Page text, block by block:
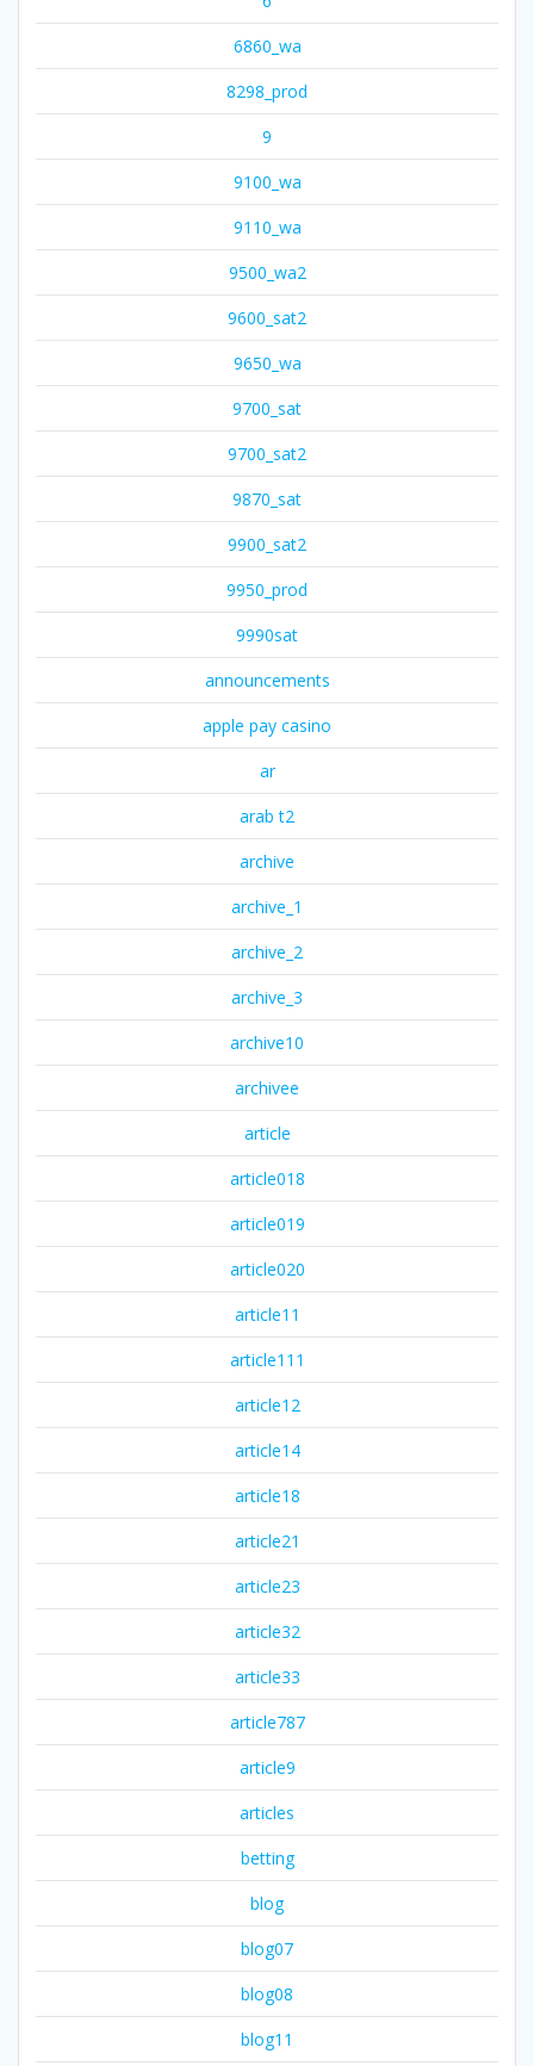
6860_wa
8298_prod
9
9100_wa
9110_wa
9500_wa2
9600_sat2
9650_wa
9700_sat
9700_sat2
9870_sat
9900_sat2
9950_prod
9990sat
announcements
apple pay casino
ar
arab t2
archive
archive_1
archive_2
archive_3
archive10
archivee
article
article018
article019
article020
article11
article111
article12
article14
article18
article21
article23
article32
article33
article787
article9
articles
betting
blog
blog07
blog08
blog11